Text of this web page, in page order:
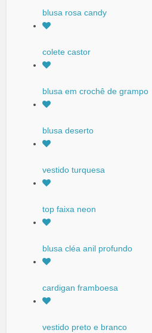
blusa rosa candy
colete castor
blusa em crochê de grampo
blusa deserto
vestido turquesa
top faixa neon
blusa cléa anil profundo
cardigan framboesa
vestido preto e branco